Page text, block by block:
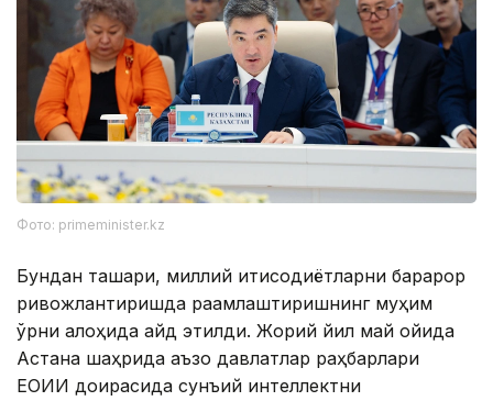
Фото: primeminister.kz
Бундан ташқари, миллий иқтисодиётларни барқарор
ривожлантиришда рақамлаштиришнинг муҳим
ўрни алоҳида қайд этилди. Жорий йил май ойида
Астана шаҳрида аъзо давлатлар раҳбарлари
ЕОИИ доирасида сунъий интеллектни